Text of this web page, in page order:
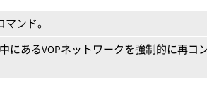
ンド。
にあるVOPネットワークを強制的に再コ